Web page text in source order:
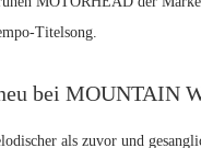
Titelsong.
bei MOUNTAIN
als zuvor und